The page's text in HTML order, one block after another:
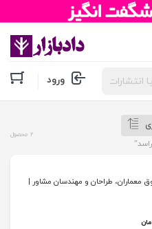
ورود
2 محصول
معماران، طراحان و مهندسان مشاور |